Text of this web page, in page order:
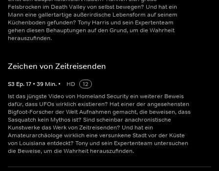
Felsbrocken im Death Valley von selbst bewegen? Und hat ein
Mann eine gallertartige außerirdische Lebensform auf seinem
Küchenboden gefunden? Tony Harris und sein Expertenteam
gehen diesen Behauptungen auf den Grund, um die Wahrheit
herauszufinden.
Zeichen von Zeitreisenden
S3 Ep.17 • 39 Min. • HD
12
Ist das jüngste Video von Homeland Security ein weiterer Beweis
dafür, dass UFOs wirklich existieren? Hat einer der angesehensten
Bigfoot-Forscher der Welt Aufnahmen gemacht, die beweisen, dass
Sasquatch kein Mythos ist? Sind scheinbar anachronistische
Kunstwerke das Werk von Zeitreisenden? Und hat ein
Amateurarchäologe wirklich eine versunkene Stadt vor der Küste
von Louisiana entdeckt? Tony und sein Expertenteam untersuchen
die Beweise, um die Wahrheit herauszufinden.